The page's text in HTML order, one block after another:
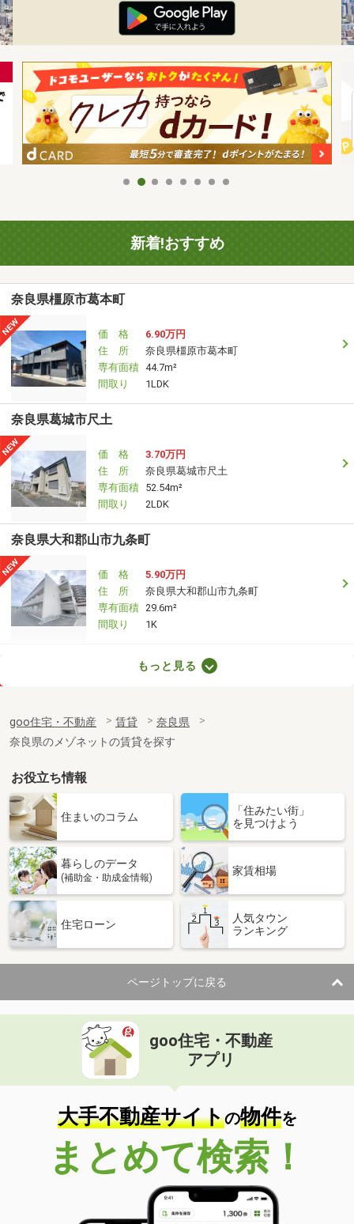
新着!おすすめ
奈良県橿原市葛本町
価 格
6.90万円
住 所
奈良県橿原市葛本町
専有面積 44.7m²
間取り
1LDK
奈良県葛城市尺土
価 格
3.70万円
住 所
奈良県葛城市尺土
専有面積 52.54m²
間取り
2LDK
奈良県大和郡山市九条町
価 格
5.90万円
住 所
奈良県大和郡山市九条町
専有面積 29.6m²
間取り
1K
専有面積
64.98m²
間取り
2LDK
奈良県奈良市法蓮町
価 格
6.40万円
奈良県奈良市法蓮町
専有面積 19.87m²
間取り
奈良県奈良市法蓮町
住 所
奈良県奈良市法蓮町
専有面積 19.87m²
間取り
1K
奈良県奈良市法蓮町
価 格
住 所
奈良県奈良市法蓮町
専有面積 67.27m²
間取り
3LDK
奈良県橿原市葛本町
価 格
6.40万円
奈良県橿原市葛本町
40.03m²
もっと見る
goo住宅・不動産 賃貸
奈良県
奈良県のメゾネットの賃貸を探す
お役立ち情報
住まいのコラム
「住みたい街」
を見つけよう
暮らしのデータ
(補助金・助成金情報)
家賃相場
住宅ローン
人気タウン
ランキング
ページトップに戻る
goo住宅・不動産
アプリ
大手不動産サイトの物件を
まとめて検索！